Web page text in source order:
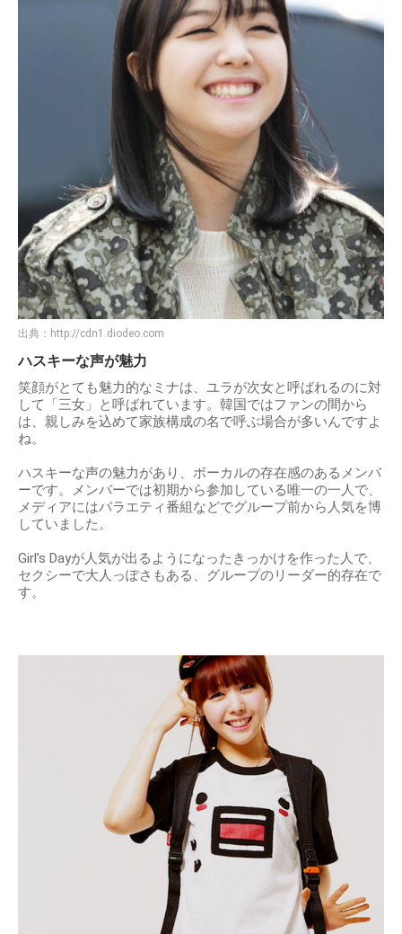
出典： http://cdn1.diodeo.com
ハスキーな声が魅力
笑顔がとても魅力的なミナは、ユラが次女と呼ばれるのに対
して「三女」と呼ばれています。韓国ではファンの間から
は、親しみを込めて家族構成の名で呼ぶ場合が多いんですよ
ね。
ハスキーな声の魅力があり、ボーカルの存在感のあるメンバ
ーです。メンバーでは初期から参加している唯一の一人で、
メディアにはバラエティ番組などでグループ前から人気を博
していました。
Girl’s Dayが人気が出るようになったきっかけを作った人で、
セクシーで大人っぽさもある、グループのリーダー的存在で
す。